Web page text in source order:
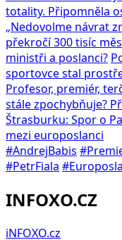
totality. Připomněla
„Nedovolme návrat
překročí 300 tisíc
ministři a poslanci?
sportovce stal
Profesor, premiér,
stále zpochybňuje?
Štrasburku: Spor o
mezi europoslanci
#AndrejBabis
#PetrFiala
INFOXO.CZ
iNFOXO.cz